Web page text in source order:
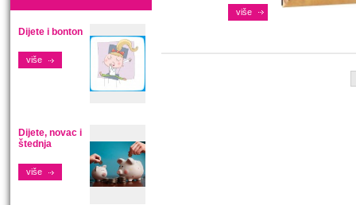
Dijete i bonton
više
Dijete, novac i
štednja
više
više